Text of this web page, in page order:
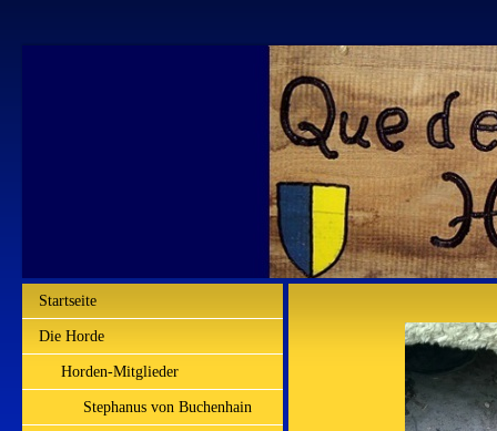
Startseite
Die Horde
Horden-Mitglieder
Stephanus von Buchenhain